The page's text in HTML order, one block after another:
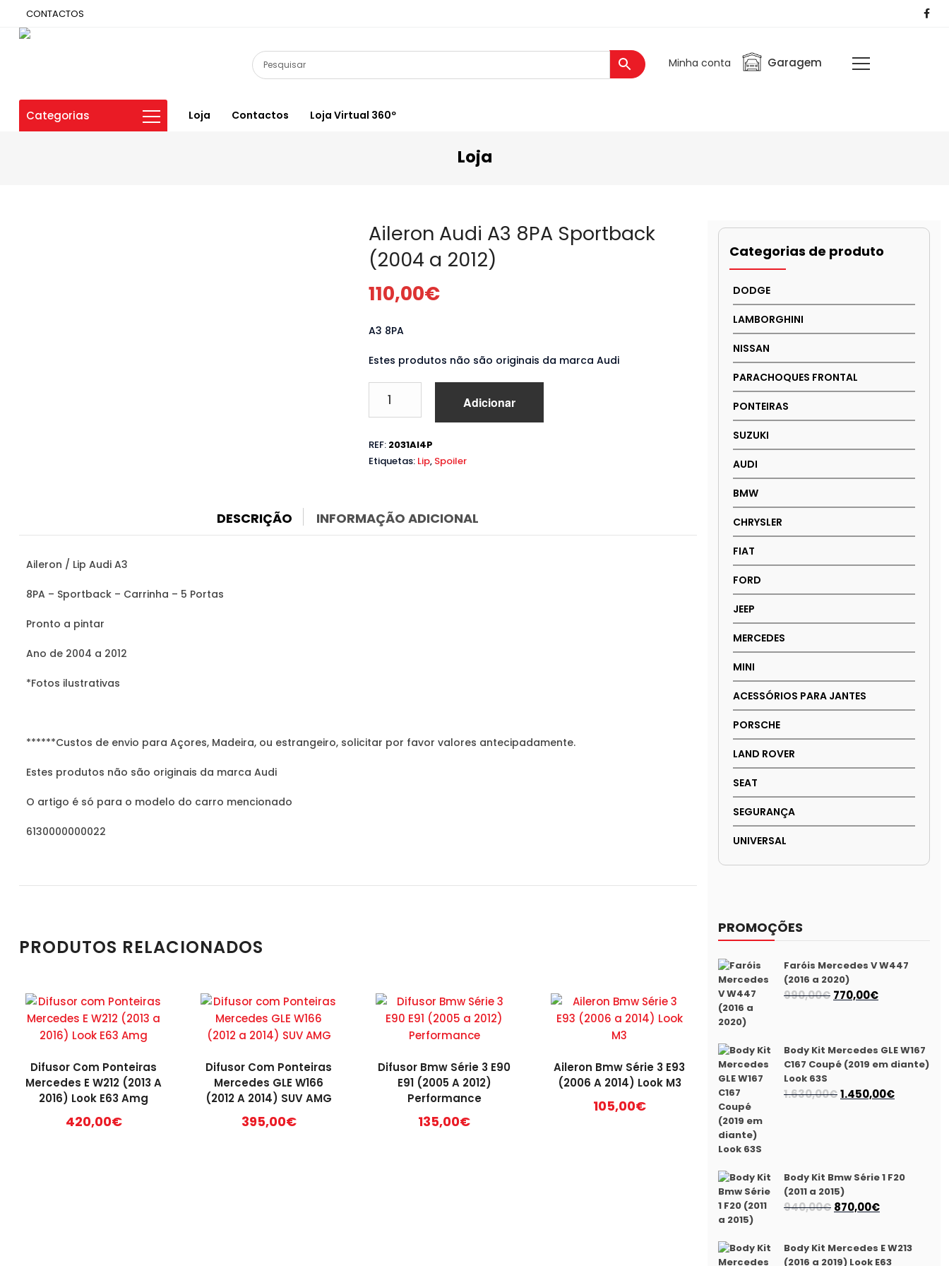
CONTACTOS
Minha conta Garagem
Categorias Loja Contactos Loja Virtual 360º
Loja
Aileron Audi A3 8PA Sportback
(2004 a 2012)
110,00€
A3 8PA
Estes produtos não são originais da marca Audi
Aileron
A3
8PA
2012)
Adicionar
REF: 2031AI4P
Etiquetas: Lip, Spoiler
DESCRIÇÃO INFORMAÇÃO ADICIONAL
Aileron / Lip Audi A3
8PA – Sportback – Carrinha – 5 Portas
Pronto a pintar
Ano de 2004 a 2012
*Fotos ilustrativas
******Custos de envio para Açores, Madeira, ou estrangeiro, solicitar por favor valores antecipadamente.
Estes produtos não são originais da marca Audi
O artigo é só para o modelo do carro mencionado
6130000000022
PRODUTOS RELACIONADOS
Difusor Com Ponteiras
Mercedes E W212 (2013 A
2016) Look E63 Amg
420,00€
Difusor Com Ponteiras
Mercedes GLE W166
(2012 A 2014) SUV AMG
395,00€
Difusor Bmw Série 3 E90
E91 (2005 A 2012)
Performance
135,00€
Aileron Bmw Série 3 E93
(2006 A 2014) Look M3
105,00€
Categorias de produto
DODGE
LAMBORGHINI
NISSAN
PARACHOQUES FRONTAL
PONTEIRAS
SUZUKI
AUDI
BMW
CHRYSLER
FIAT
FORD
JEEP
MERCEDES
MINI
ACESSÓRIOS PARA JANTES
PORSCHE
LAND ROVER
SEAT
SEGURANÇA
UNIVERSAL
PROMOÇÕES
Faróis Mercedes V W447
(2016 a 2020)
990,00€ O
era:
990,00€.
770,00€O
é:
770,00€.
Body Kit Mercedes GLE W167
C167 Coupé (2019 em diante)
Look 63S
1.630,00€O
1.450,00€O
Body Kit Bmw Série 1 F20
(2011 a 2015)
940,00€ O
era:
870,00€O
é:
Body Kit Mercedes E W213
(2016 a 2019) Look E63